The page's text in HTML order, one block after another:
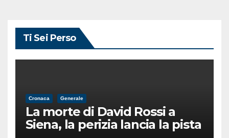
Ti Sei Perso
Cronaca Generale
La morte di David Rossi a
Siena, la perizia lancia la pista